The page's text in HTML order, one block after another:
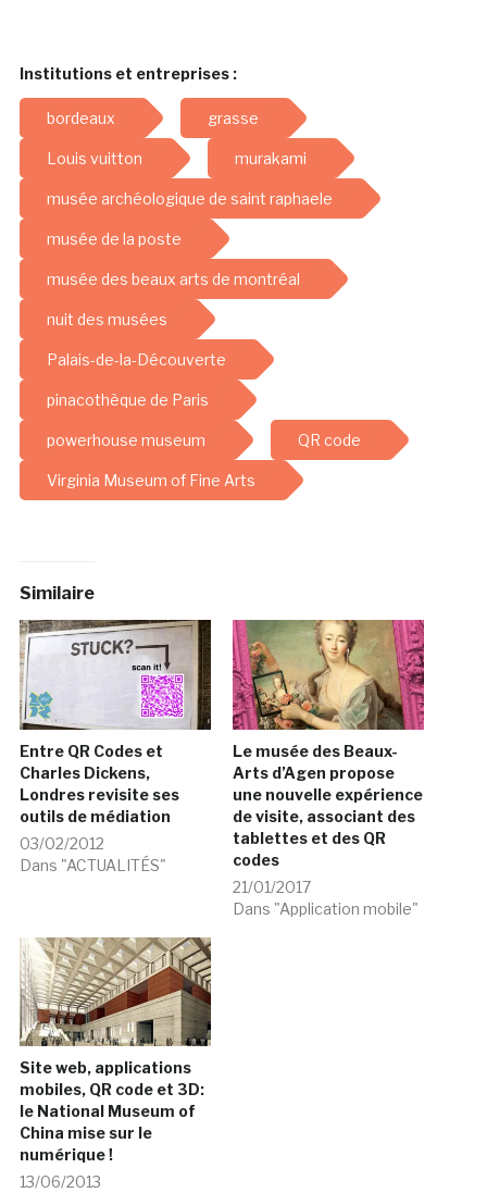
Institutions et entreprises :
bordeaux grasse
Louis vuitton murakami
musée archéologique de saint raphaele
musée de la poste
musée des beaux arts de montréal
nuit des musées
Palais-de-la-Découverte
pinacothèque de Paris
powerhouse museum QR code
Virginia Museum of Fine Arts
Similaire
Entre QR Codes et
Charles Dickens,
Londres revisite ses
outils de médiation
03/02/2012
Dans "ACTUALITÉS"
Le musée des Beaux-
Arts d’Agen propose
une nouvelle expérience
de visite, associant des
tablettes et des QR
codes
21/01/2017
Dans "Application mobile"
Site web, applications
mobiles, QR code et 3D:
le National Museum of
China mise sur le
numérique !
13/06/2013